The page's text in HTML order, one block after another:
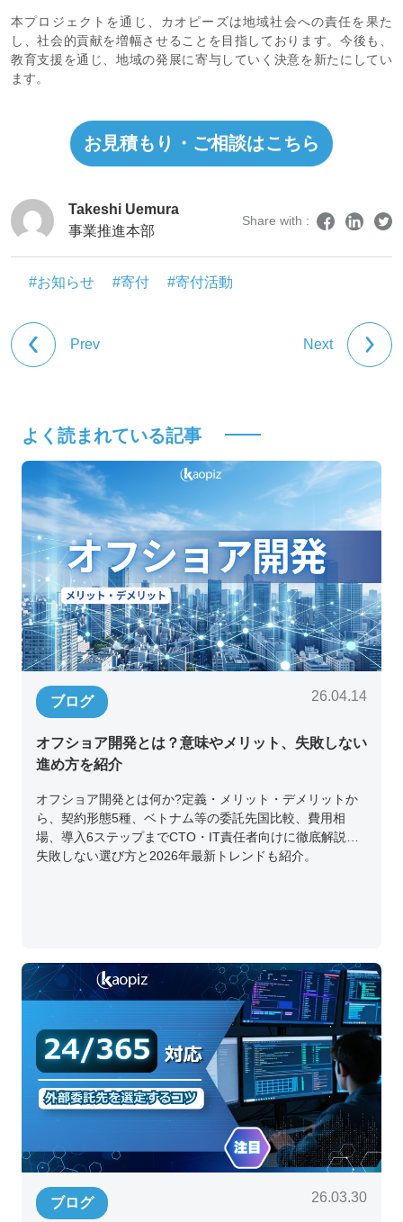
本プロジェクトを通じ、カオピーズは地域社会への責任を果た
し、社会的貢献を増幅させることを目指しております。今後も、
教育支援を通じ、地域の発展に寄与していく決意を新たにしてい
ます。
お見積もり・ご相談はこちら
Takeshi Uemura
事業推進本部
Share with :
#お知らせ #寄付 #寄付活動
Prev Next
よく読まれている記事
ブログ 26.04.14
オフショア開発とは？意味やメリット、失敗しない
進め方を紹介
オフショア開発とは何か?定義・メリット・デメリットか
ら、契約形態5種、ベトナム等の委託先国比較、費用相
場、導入6ステップまでCTO・IT責任者向けに徹底解説。
失敗しない選び方と2026年最新トレンドも紹介。
ブログ 26.03.30